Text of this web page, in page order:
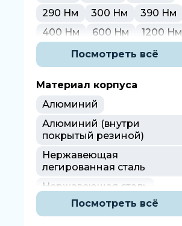
290 Нм
300 Нм
390 Нм
400 Нм
600 Нм
1200 Нм
1450 Нм
1600 Нм
2250 Нм
2500 Нм
3000 Нм
4200 Нм
5000 Нм
13000 Нм
Посмотреть всё
Материал корпуса
Алюминий
Алюминий (внутри
покрытый резиной)
Нержавеющая
легированная сталь
Нержавеющая сталь
Нержавеющая сталь AISI
304
Посмотреть всё